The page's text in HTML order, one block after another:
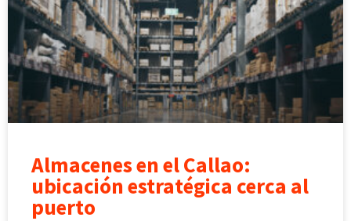
Almacenes en el Callao:
ubicación estratégica cerca al
puerto